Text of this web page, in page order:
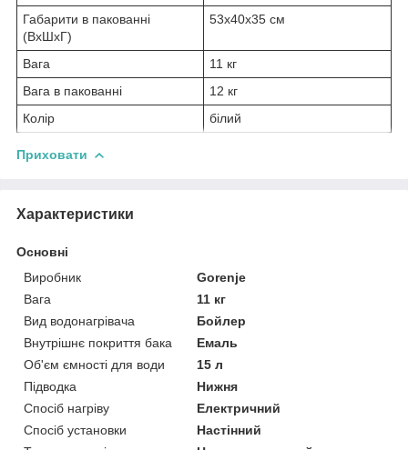
Габарити в пакованні
(ВхШхГ)
53х40х35 см
Вага
11 кг
Вага в пакованні
12 кг
Колір
білий
Приховати
Характеристики
Основні
Виробник
Gorenje
Вага
11 кг
Вид водонагрівача
Бойлер
Внутрішнє покриття бака
Емаль
Об'єм ємності для води
15 л
Підводка
Нижня
Спосіб нагріву
Електричний
Спосіб установки
Настінний